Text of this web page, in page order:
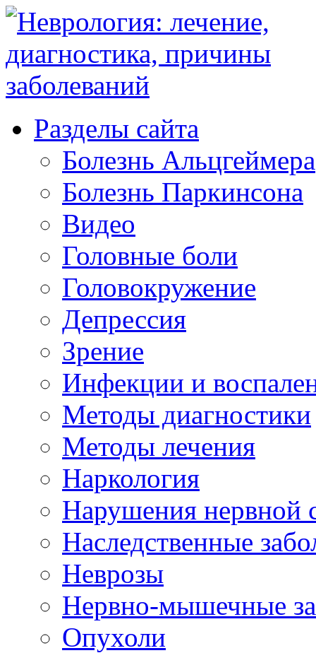
Разделы сайта
Болезнь Альцгеймера
Болезнь Паркинсона
Видео
Головные боли
Головокружение
Депрессия
Зрение
Инфекции и
Методы диагностики
Методы лечения
Наркология
Нарушения нервной
Наследственные
Неврозы
Нервно-мышечные
Опухоли